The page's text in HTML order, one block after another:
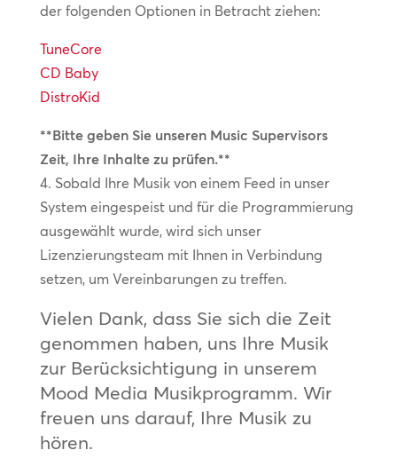
der folgenden Optionen in Betracht ziehen:
TuneCore
CD Baby
DistroKid
**Bitte geben Sie unseren Music Supervisors
Zeit, Ihre Inhalte zu prüfen.**
4. Sobald Ihre Musik von einem Feed in unser
System eingespeist und für die Programmierung
ausgewählt wurde, wird sich unser
Lizenzierungsteam mit Ihnen in Verbindung
setzen, um Vereinbarungen zu treffen.
Vielen Dank, dass Sie sich die Zeit
genommen haben, uns Ihre Musik
zur Berücksichtigung in unserem
Mood Media Musikprogramm. Wir
freuen uns darauf, Ihre Musik zu
hören.